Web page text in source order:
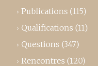
Publications (115)
Qualifications (11)
Questions (347)
Rencontres (120)